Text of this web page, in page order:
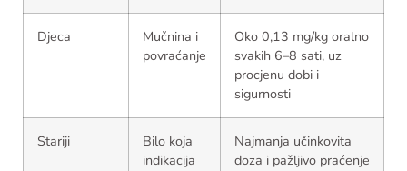
Djeca
Mučnina i
povraćanje
Oko 0,13 mg/kg oralno
svakih 6–8 sati, uz
procjenu dobi i
sigurnosti
Stariji
Bilo koja
indikacija
Najmanja učinkovita
doza i pažljivo praćenje